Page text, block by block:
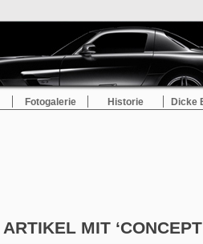
Fotogalerie Historie Dicke
ARTIKEL MIT